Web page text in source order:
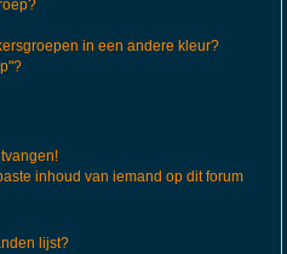
in een andere kleur?
inhoud van iemand op dit forum
lijst?